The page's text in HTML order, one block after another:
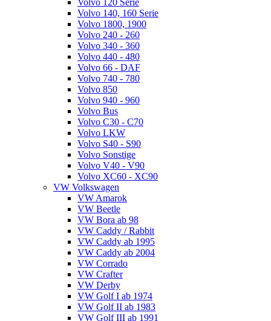
Volvo 120 Serie
Volvo 140, 160 Serie
Volvo 1800, 1900
Volvo 240 - 260
Volvo 340 - 360
Volvo 440 - 480
Volvo 66 - DAF
Volvo 740 - 780
Volvo 850
Volvo 940 - 960
Volvo Bus
Volvo C30 - C70
Volvo LKW
Volvo S40 - S90
Volvo Sonstige
Volvo V40 - V90
Volvo XC60 - XC90
VW Volkswagen
VW Amarok
VW Beetle
VW Bora ab 98
VW Caddy / Rabbit
VW Caddy ab 1995
VW Caddy ab 2004
VW Corrado
VW Crafter
VW Derby
VW Golf I ab 1974
VW Golf II ab 1983
VW Golf III ab 1991